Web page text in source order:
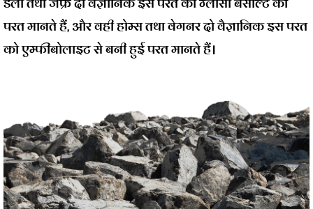
परत मानते हैं, और वहीहोम्स तथा वेगनरदो वैज्ञानिक इस परत
को एम्फीबोलाइट से बनी हुई परत मानते हैं।